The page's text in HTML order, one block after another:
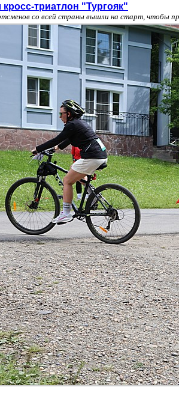
триатлон "Тургояк"
со всей страны вышли на старт, чтобы